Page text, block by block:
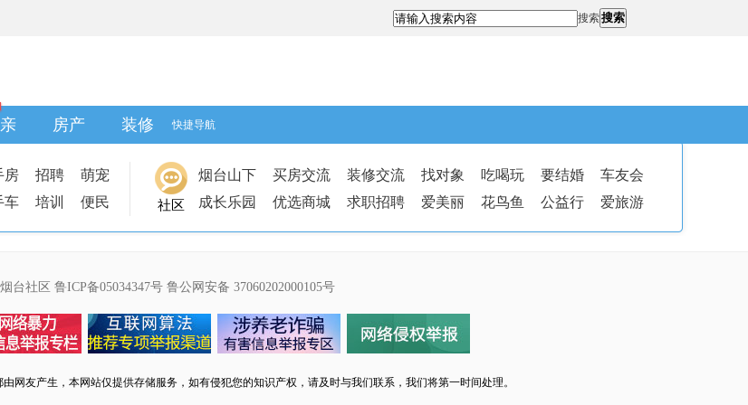
搜索搜索
房产 装修 快捷导航
房 招聘
萌宠
车 培训 便民 社区
烟台山下 买房交流 装修交流 找对象 吃喝玩 要结婚
车友会
成长乐园
优选商城 求职招聘 爱美丽 花鸟鱼 公益行 爱旅游
台社区 鲁ICP备05034347号 鲁公网安备 37060202000105号
网友产生，本网站仅提供存储服务，如有侵犯您的知识产权，请及时与我们联系，我们将第一时间处理。